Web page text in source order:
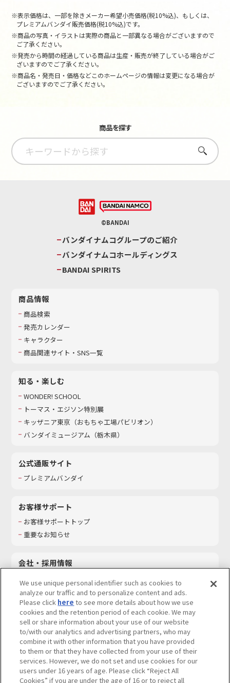
※表示価格は、一部を除きメーカー希望小売価格(税10%込)、もしくは、
プレミアムバンダイ販売価格(税10%込)です。
※商品の写真・イラストは実際の商品と一部異なる場合がございますので
ご了承ください。
※発売から時間の経過している商品は生産・販売が終了している場合がご
ざいますのでご了承ください。
※商品名・発売日・価格などこのホームページの情報は変更になる場合が
ございますのでご了承ください。
商品を探す
さがす
©BANDAI
バンダイナムコグループのご紹介
バンダイナムコホールディングス
BANDAI SPIRITS
商品情報
商品検索
発売カレンダー
キャラクター
商品関連サイト・SNS一覧
知る・楽しむ
WONDER! SCHOOL
トーマス・エジソン特別展
キッザニア東京（おもちゃ工場パビリオン）​
バンダイミュージアム（栃木県）
公式通販サイト
プレミアムバンダイ
お客様サポート
お客様サポートトップ
重要なお知らせ
会社・採用情報
採用情報
サステナビリティ
お問い合わせ
ウェブサイトご利用条件 ソーシャルメディアポリシー
個人情報及び特定個人情報等の取り扱いに関する保護方針
We use unique personal identifier such as cookies to
analyze our traffic and to personalize content and ads.
Please click here to see more details about how we use
cookies and the retention period of each cookie. We may
sell or share information about your use of our website
to/with our analytics and advertising partners, who may
combine it with other information that you have provided
to them or that they have collected from your use of their
services. However, we do not set and use cookies for our
users under 16 years of age. Please click “Reject All
Cookies” if you are under the age of 16 or to reject all